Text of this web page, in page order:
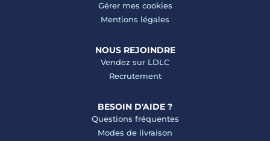
Gérer mes cookies
Mentions légales
NOUS REJOINDRE
Vendez sur LDLC
Recrutement
BESOIN D'AIDE ?
Questions fréquentes
Modes de livraison